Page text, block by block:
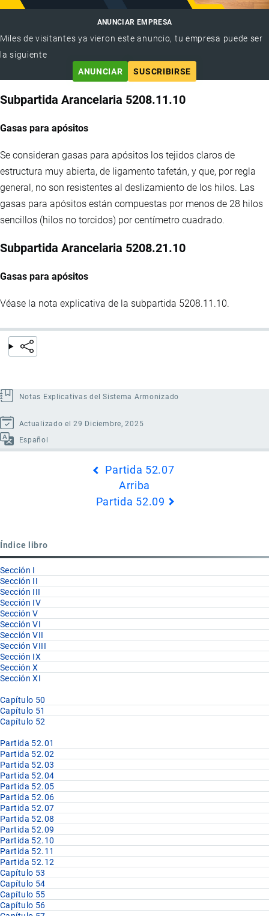
ANUNCIAR EMPRESA
Miles de visitantes ya vieron este anuncio, tu empresa puede ser
la siguiente
ANUNCIAR
SUSCRIBIRSE
Subpartida Arancelaria 5208.11.10
Gasas para apósitos
Se consideran gasas para apósitos los tejidos claros de
estructura muy abierta, de ligamento tafetán, y que, por regla
general, no son resistentes al deslizamiento de los hilos. Las
gasas para apósitos están compuestas por menos de 28 hilos
sencillos (hilos no torcidos) por centímetro cuadrado.
Subpartida Arancelaria 5208.21.10
Gasas para apósitos
Véase la nota explicativa de la subpartida 5208.11.10.
Notas Explicativas del Sistema Armonizado
Actualizado el 29 Diciembre, 2025
Español
Partida 52.07
Arriba
Partida 52.09
Índice libro
Sección I
Sección II
Sección III
Sección IV
Sección V
Sección VI
Sección VII
Sección VIII
Sección IX
Sección X
Sección XI
Capítulo 50
Capítulo 51
Capítulo 52
Partida 52.01
Partida 52.02
Partida 52.03
Partida 52.04
Partida 52.05
Partida 52.06
Partida 52.07
Partida 52.08
Partida 52.09
Partida 52.10
Partida 52.11
Partida 52.12
Capítulo 53
Capítulo 54
Capítulo 55
Capítulo 56